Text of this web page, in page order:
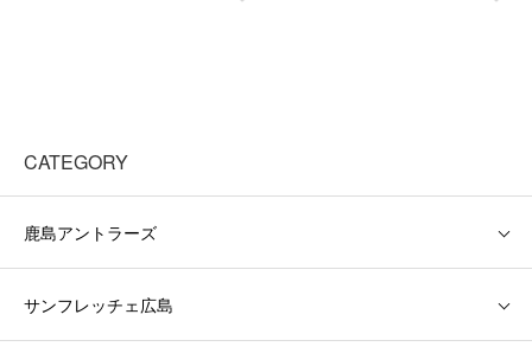
CATEGORY
鹿島アントラーズ
サンフレッチェ広島